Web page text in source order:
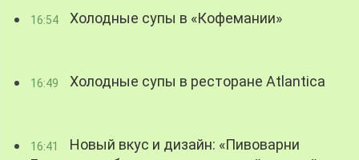
16:54 Холодные супы в «Кофемании»
16:49 Холодные супы в ресторане Atlantica
16:41
Новый вкус и дизайн: «Пивоварни